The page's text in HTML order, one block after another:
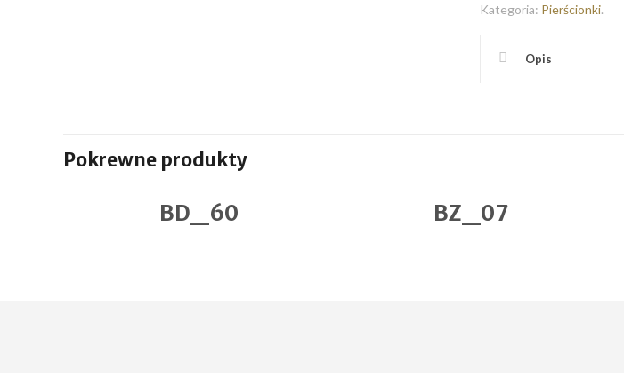
Kategoria: Pierścionki.
Opis
Pokrewne produkty
BD_60 BZ_07